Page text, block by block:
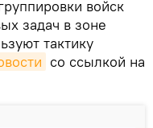
войск
задач в зоне
тактику
со ссылкой на